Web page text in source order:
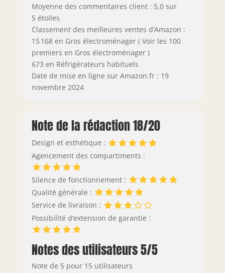
Moyenne des commentaires client : 5,0 sur
5 étoiles
Classement des meilleures ventes d’Amazon :
15 168 en Gros électroménager ( Voir les 100
premiers en Gros électroménager )
673 en Réfrigérateurs habituels
Date de mise en ligne sur Amazon.fr : 19
novembre 2024
Note de la rédaction 18/20
Design et esthétique :
Agencement des compartiments :
Silence de fonctionnement :
Qualité générale :
Service de livraison :
Possibilité d’extension de garantie :
Notes des utilisateurs 5/5
Note de 5 pour 15 utilisateurs